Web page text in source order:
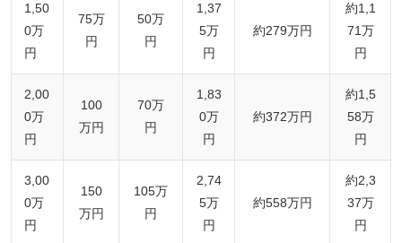
1,50
0万
円
75万
円
50万
円
1,37
5万
円
約279万円
約1,1
71万
円
2,00
0万
円
100
万円
70万
円
1,83
0万
円
約372万円
約1,5
58万
円
3,00
0万
円
150
万円
105万
円
2,74
5万
円
約558万円
約2,3
37万
円